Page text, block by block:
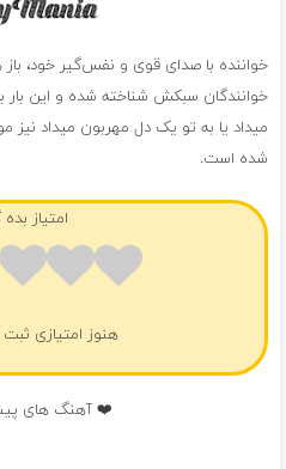
خواننده با صدای قوی و نفس‌گیر خود،
خوانندگان سبکش شناخته شده و این
میداد یا به تو یک دل مهربون میداد نیز
شده است.
امتیاز
هنوز امتیازی
❤️ آهنگ های